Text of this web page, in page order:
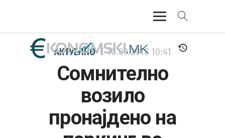
АКТУЕЛНО
ЕКОНОМИЈА
БАНКАРСТВО
АКТУЕЛНО 10.09.2018 10:41
Сомнително
возило
пронајдено на